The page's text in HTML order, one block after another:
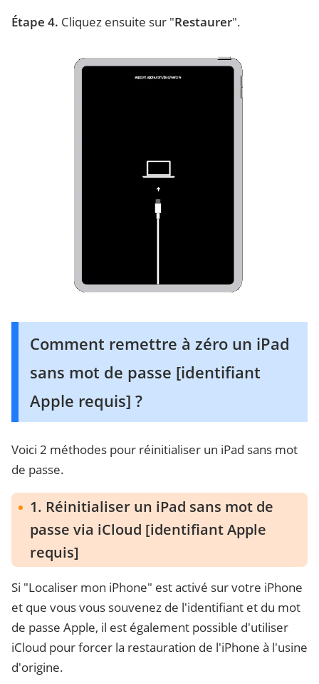
Étape 4. Cliquez ensuite sur "Restaurer".
Comment remettre à zéro un iPad
sans mot de passe [identifiant
Apple requis] ?
Voici 2 méthodes pour réinitialiser un iPad sans mot
de passe.
1. Réinitialiser un iPad sans mot de
passe via iCloud [identifiant Apple
requis]
Si "Localiser mon iPhone" est activé sur votre iPhone
et que vous vous souvenez de l'identifiant et du mot
de passe Apple, il est également possible d'utiliser
iCloud pour forcer la restauration de l'iPhone à l'usine
d'origine.